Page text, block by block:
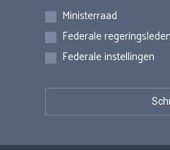
Inschrijvingen
Ministerraad
Federale regeringsleden
Federale instellingen